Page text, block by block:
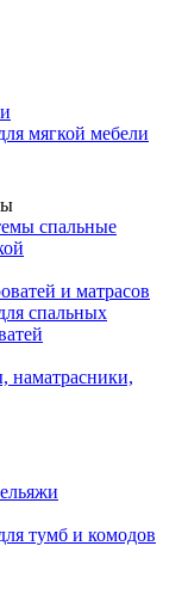
мягкой мебели
спальные
и матрасов
спальных
наматрасники,
тумб и комодов